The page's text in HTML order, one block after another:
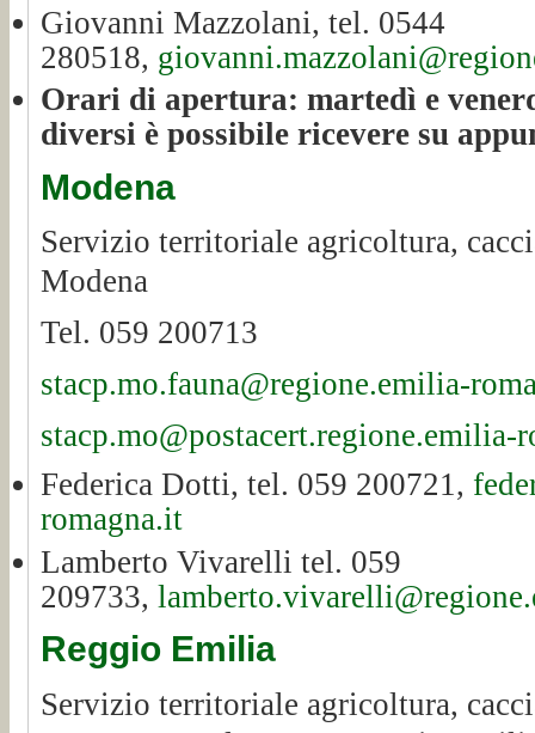
Giovanni Mazzolani, tel. 0544
280518,
Orari di apertura: martedì e
diversi è possibile ricevere su
Modena
Servizio territoriale agricoltura,
Modena
Tel. 059 200713
stacp.mo.fauna@regione.emilia-
stacp.mo@postacert.regione.emilia-
Federica Dotti, tel. 059 200721,
romagna.it
Lamberto Vivarelli tel. 059
209733,
Reggio Emilia
Servizio territoriale agricoltura,